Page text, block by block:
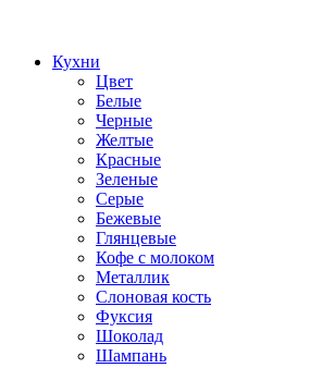
Кухни
Цвет
Белые
Черные
Желтые
Красные
Зеленые
Серые
Бежевые
Глянцевые
Кофе с молоком
Металлик
Слоновая кость
Фуксия
Шоколад
Шампань